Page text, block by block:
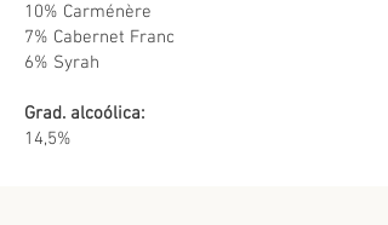
10% Carménère
7% Cabernet Franc
6% Syrah
Grad. alcoólica:
14,5%